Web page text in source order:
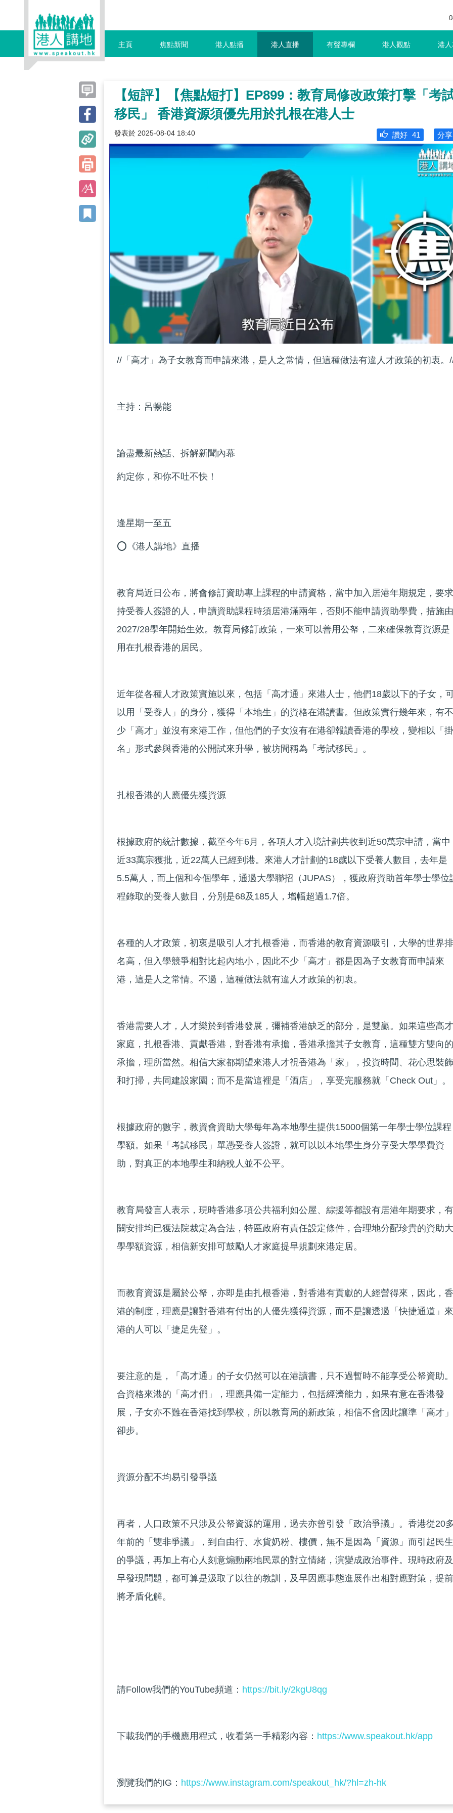
主頁 焦點新聞 港人點播 港人直播 有聲專欄 港人觀點 港
【短評】【焦點短打】EP899：教育局修改政策打擊「考
移民」 香港資源須優先用於扎根在港人士
發表於 2025-08-04 18:40 分享
讚好 41
//「高才」為子女教育而申請來港，是人之常情，但這種做法有違人才政策的初衷。
主持：呂暢能
論盡最新熱話、拆解新聞內幕
約定你，和你不吐不快！
逢星期一至五
⭕《港人講地》直播
教育局近日公布，將會修訂資助專上課程的申請資格，當中加入居港年期規定，要求
持受養人簽證的人，申讀資助課程時須居港滿兩年，否則不能申請資助學費，措施由
2027/28學年開始生效。教育局修訂政策，一來可以善用公帑，二來確保教育資源是
用在扎根香港的居民。
近年從各種人才政策實施以來，包括「高才通」來港人士，他們18歲以下的子女，
以用「受養人」的身分，獲得「本地生」的資格在港讀書。但政策實行幾年來，有不
少「高才」並沒有來港工作，但他們的子女沒有在港卻報讀香港的學校，變相以「掛
名」形式參與香港的公開試來升學，被坊間稱為「考試移民」。
扎根香港的人應優先獲資源
根據政府的統計數據，截至今年6月，各項人才入境計劃共收到近50萬宗申請，當中
近33萬宗獲批，近22萬人已經到港。來港人才計劃的18歲以下受養人數目，去年是
5.5萬人，而上個和今個學年，通過大學聯招（JUPAS），獲政府資助首年學士學位
程錄取的受養人數目，分別是68及185人，增幅超過1.7倍。
各種的人才政策，初衷是吸引人才扎根香港，而香港的教育資源吸引，大學的世界排
名高，但入學競爭相對比起內地小，因此不少「高才」都是因為子女教育而申請來
港，這是人之常情。不過，這種做法就有違人才政策的初衷。
香港需要人才，人才樂於到香港發展，彌補香港缺乏的部分，是雙贏。如果這些高才
家庭，扎根香港、貢獻香港，對香港有承擔，香港承擔其子女教育，這種雙方雙向的
承擔，理所當然。相信大家都期望來港人才視香港為「家」，投資時間、花心思裝飾
和打掃，共同建設家園；而不是當這裡是「酒店」，享受完服務就「Check Out」。
根據政府的數字，教資會資助大學每年為本地學生提供15000個第一年學士學位課程
學額。如果「考試移民」單憑受養人簽證，就可以以本地學生身分享受大學學費資
助，對真正的本地學生和納稅人並不公平。
教育局發言人表示，現時香港多項公共福利如公屋、綜援等都設有居港年期要求，有
關安排均已獲法院裁定為合法，特區政府有責任設定條件，合理地分配珍貴的資助大
學學額資源，相信新安排可鼓勵人才家庭提早規劃來港定居。
而教育資源是屬於公帑，亦即是由扎根香港，對香港有貢獻的人經營得來，因此，香
港的制度，理應是讓對香港有付出的人優先獲得資源，而不是讓透過「快捷通道」來
港的人可以「捷足先登」。
要注意的是，「高才通」的子女仍然可以在港讀書，只不過暫時不能享受公帑資助。
合資格來港的「高才們」，理應具備一定能力，包括經濟能力，如果有意在香港發
展，子女亦不難在香港找到學校，所以教育局的新政策，相信不會因此讓準「高才」
卻步。
資源分配不均易引發爭議
再者，人口政策不只涉及公帑資源的運用，過去亦曾引發「政治爭議」。香港從20
年前的「雙非爭議」，到自由行、水貨奶粉、樓價，無不是因為「資源」而引起民生
的爭議，再加上有心人刻意煽動兩地民眾的對立情緒，演變成政治事件。現時政府及
早發現問題，都可算是汲取了以往的教訓，及早因應事態進展作出相對應對策，提前
將矛盾化解。
請Follow我們的YouTube頻道： https://bit.ly/2kgU8qg
下載我們的手機應用程式，收看第一手精彩內容： https://www.speakout.hk/app
瀏覽我們的IG： https://www.instagram.com/speakout_hk/?hl=zh-hk